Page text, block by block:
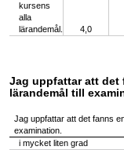
kursens
alla
lärandemål.
4,0
Jag uppfattar att det
lärandemål till
Jag uppfattar att det fanns
examination.
i mycket liten grad